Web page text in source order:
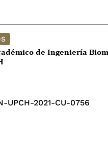
de Ingeniería
UPCH-2021-CU-0756